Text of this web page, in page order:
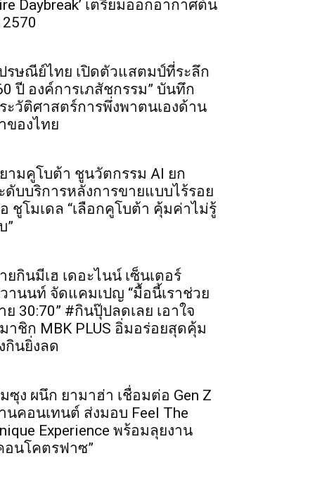
Daybreak’ เตรียมออกอากาศต้น
รษณีย์ไทย เปิดตัวแสตมป์ที่ระลึก
ปี องค์การเภสัชกรรม” บันทึก
ะวัติศาสตร์การพึ่งพาตนเองด้าน
ของไทย
ามคูโบต้า ชูนวัตกรรม AI ยก
ดับบริการหลังการขายแบบไร้รอย
ชูโมเดล “เลือกคูโบต้า คุ้มค่าไม่รู้
”
ยกินมีเฮ เดอะไนน์ เซ็นเตอร์
านนท์ จัดแคมเปญ “มื้อนี้เราช่วย
ย 30:70” #กินปุ๊ปลดเลย เอาใจ
าชิก MBK PLUS อิ่มอร่อยสุดคุ้ม
กินยิ่งลด
ซุง ผนึก ยามาฮ่า เชื่อมต่อ Gen Z
นคอนเทนต์ ส่งมอบ Feel The
Experience พร้อมลุยงาน
อนโคตรฟาซ”